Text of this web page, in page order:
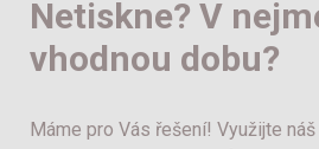
Netiskne? V
vhodnou dobu?
Máme pro Vás řešení! Využijte